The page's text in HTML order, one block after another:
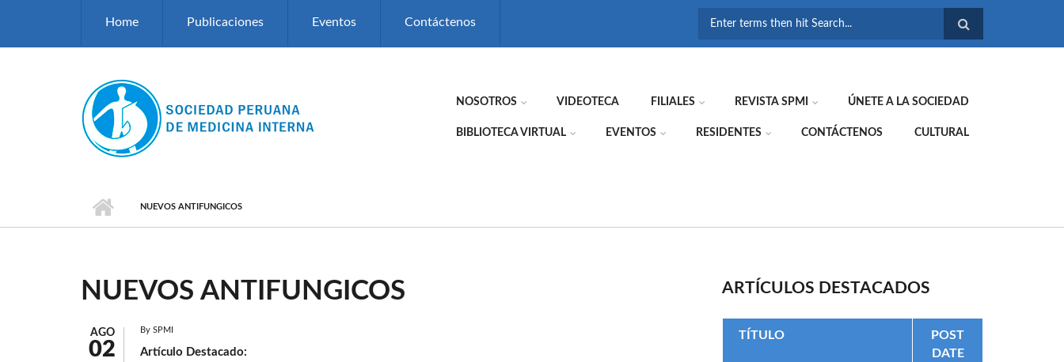
Home Publicaciones Eventos Contáctenos
NOSOTROS VIDEOTECA FILIALES REVISTA SPMI ÚNETE A LA SOCIEDAD
BIBLIOTECA VIRTUAL EVENTOS RESIDENTES CONTÁCTENOS CULTURAL
NUEVOS ANTIFUNGICOS
NUEVOS ANTIFUNGICOS
AGO
02
By SPMI
Artículo Destacado:
ARTÍCULOS DESTACADOS
TÍTULO
POST
DATE